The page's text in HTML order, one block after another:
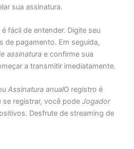
sua assinatura.
fácil de entender. Digite seu
de pagamento. Em seguida,
assinatura e confirme sua
a transmitir imediatamente.
Assinatura anualO registro é
se registrar, você podeJogador
Desfrute de streaming de